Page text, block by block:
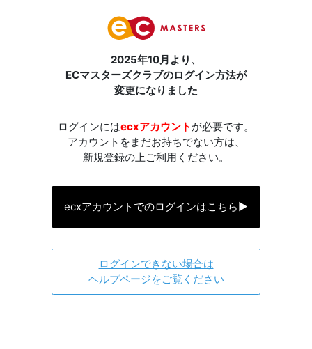
2025年10月より、
ECマスターズクラブのログイン方法が
変更になりました
ログインにはecxアカウント が必要です。
アカウントをまだお持ちでない方は、
新規登録の上ご利用ください。
ecxアカウントでのログインはこちら▶
ログインできない場合は
ヘルプページをご覧ください